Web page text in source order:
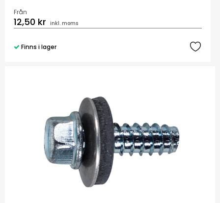
Från
12,50 kr inkl. moms
Finns i lager